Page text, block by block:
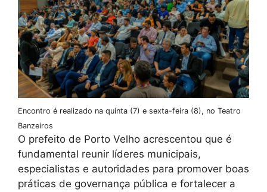
Encontro é realizado na quinta (7) e sexta-feira (8), no Teatro
Banzeiros
O prefeito de Porto Velho acrescentou que é
fundamental reunir líderes municipais,
especialistas e autoridades para promover boas
práticas de governança pública e fortalecer a